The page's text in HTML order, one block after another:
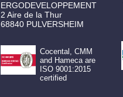
ERGODEVELOPPEMENT
2 Aire de la Thur
68840 PULVERSHEIM
Cocental, CMM
and Hameca are
ISO 9001:2015
certified